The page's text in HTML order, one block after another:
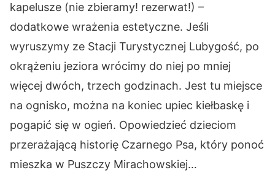
kapelusze (nie zbieramy! rezerwat!) –
dodatkowe wrażenia estetyczne. Jeśli
wyruszymy ze Stacji Turystycznej Lubygość, po
okrążeniu jeziora wrócimy do niej po mniej
więcej dwóch, trzech godzinach. Jest tu miejsce
na ognisko, można na koniec upiec kiełbaskę i
pogapić się w ogień. Opowiedzieć dzieciom
przerażającą historię Czarnego Psa, który ponoć
mieszka w Puszczy Mirachowskiej…